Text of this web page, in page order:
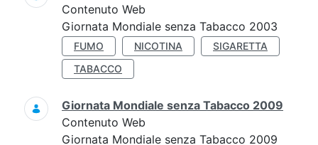
Contenuto Web
Giornata Mondiale senza Tabacco 2003
FUMO NICOTINA
SIGARETTA
TABACCO
Giornata Mondiale senza Tabacco 2009
Contenuto Web
Giornata Mondiale senza Tabacco 2009